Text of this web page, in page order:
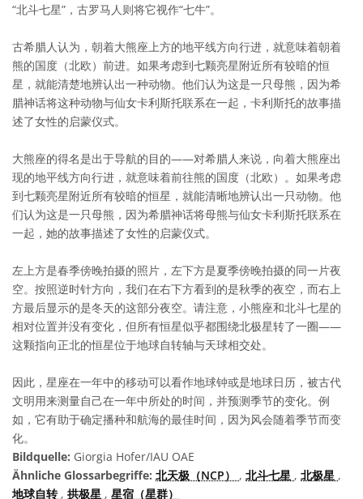
“北斗七星”，古罗马人则将它视作“七牛”。
古希腊人认为，朝着大熊座上方的地平线方向行进，就意味着朝着
熊的国度（北欧）前进。如果考虑到七颗亮星附近所有较暗的恒
星，就能清楚地辨认出一种动物。他们认为这是一只母熊，因为希
腊神话将这种动物与仙女卡利斯托联系在一起，卡利斯托的故事描
述了女性的启蒙仪式。
大熊座的得名是出于导航的目的——对希腊人来说，向着大熊座出
现的地平线方向行进，就意味着前往熊的国度（北欧）。如果考虑
到七颗亮星附近所有较暗的恒星，就能清晰地辨认出一只动物。他
们认为这是一只母熊，因为希腊神话将母熊与仙女卡利斯托联系在
一起，她的故事描述了女性的启蒙仪式。
左上方是春季傍晚拍摄的照片，左下方是夏季傍晚拍摄的同一片夜
空。按照逆时针方向，我们在右下方看到的是秋季的夜空，而右上
方最后显示的是冬天的这部分夜空。请注意，小熊座和北斗七星的
相对位置并没有变化，但所有恒星似乎都围绕北极星转了一圈——
这颗指向正北的恒星位于地球自转轴与天球相交处。
因此，星座在一年中的移动可以看作地球钟或是地球日历，被古代
文明用来测量自己在一年中所处的时间，并预测季节的变化。例
如，它有助于确定播种和航海的最佳时间，因为风会随着季节而变
化。
Bildquelle: Giorgia Hofer/IAU OAE
Ähnliche Glossarbegriffe: 北天极（NCP） , 北斗七星 , 北极星 ,
地球自转 , 拱极星 , 星宿（星群）